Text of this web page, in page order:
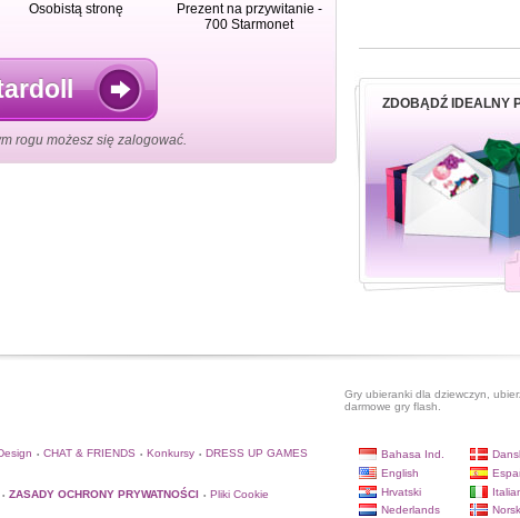
Osobistą stronę
Prezent na przywitanie -
700 Starmonet
rogu możesz się zalogować.
ZDOBĄDŹ IDEALNY
Gry ubieranki dla dziewczyn,
darmowe gry flash.
• CHAT & FRIENDS • Konkursy • DRESS UP GAMES
• ZASADY OCHRONY PRYWATNOŚCI • Pliki Cookie
Bahasa Ind.
English
Hrvatski
Nederlands
Norsk